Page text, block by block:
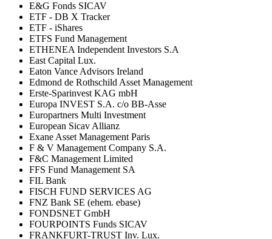
E&G Fonds SICAV
ETF - DB X Tracker
ETF - iShares
ETFS Fund Management
ETHENEA Independent Investors S.A
East Capital Lux.
Eaton Vance Advisors Ireland
Edmond de Rothschild Asset Management
Erste-Sparinvest KAG mbH
Europa INVEST S.A. c/o BB-Asse
Europartners Multi Investment
European Sicav Allianz
Exane Asset Management Paris
F & V Management Company S.A.
F&C Management Limited
FFS Fund Management SA
FIL Bank
FISCH FUND SERVICES AG
FNZ Bank SE (ehem. ebase)
FONDSNET GmbH
FOURPOINTS Funds SICAV
FRANKFURT-TRUST Inv. Lux.